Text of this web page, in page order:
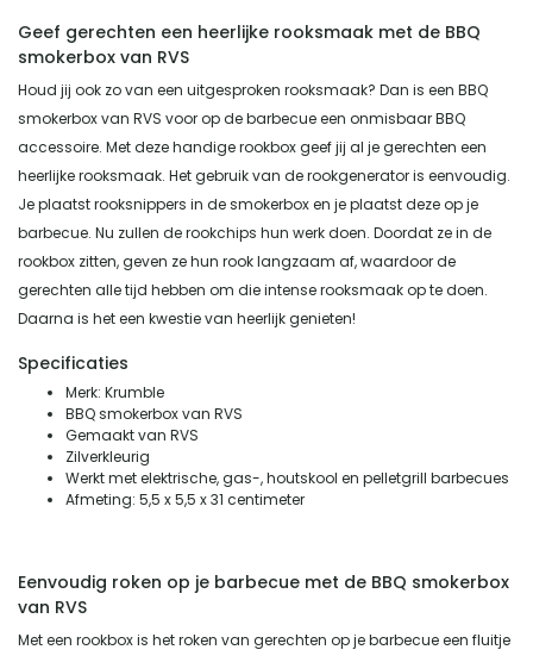
Geef gerechten een heerlijke rooksmaak met de BBQ
smokerbox van RVS
Houd jij ook zo van een uitgesproken rooksmaak? Dan is een BBQ
smokerbox van RVS voor op de barbecue een onmisbaar BBQ
accessoire. Met deze handige rookbox geef jij al je gerechten een
heerlijke rooksmaak. Het gebruik van de rookgenerator is eenvoudig.
Je plaatst rooksnippers in de smokerbox en je plaatst deze op je
barbecue. Nu zullen de rookchips hun werk doen. Doordat ze in de
rookbox zitten, geven ze hun rook langzaam af, waardoor de
gerechten alle tijd hebben om die intense rooksmaak op te doen.
Daarna is het een kwestie van heerlijk genieten!
Specificaties
Merk: Krumble
BBQ smokerbox van RVS
Gemaakt van RVS
Zilverkleurig
Werkt met elektrische, gas-, houtskool en pelletgrill barbecues
Afmeting: 5,5 x 5,5 x 31 centimeter
Eenvoudig roken op je barbecue met de BBQ smokerbox
van RVS
Met een rookbox is het roken van gerechten op je barbecue een fluitje